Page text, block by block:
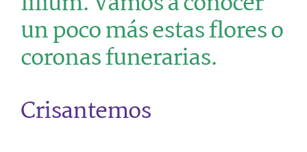
un poco más estas flores o
coronas funerarias.
Crisantemos